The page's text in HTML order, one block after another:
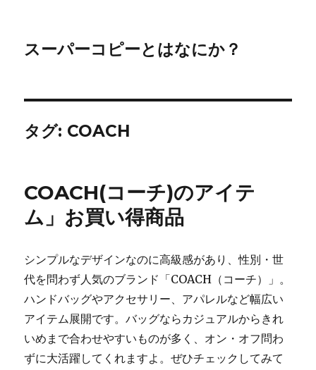
スーパーコピーとはなにか？
タグ: COACH
COACH(コーチ)のアイテ
ム」お買い得商品
シンプルなデザインなのに高級感があり、性別・世
代を問わず人気のブランド「COACH（コーチ）」。
ハンドバッグやアクセサリー、アパレルなど幅広い
アイテム展開です。バッグならカジュアルからきれ
いめまで合わせやすいものが多く、オン・オフ問わ
ずに大活躍してくれますよ。ぜひチェックしてみて